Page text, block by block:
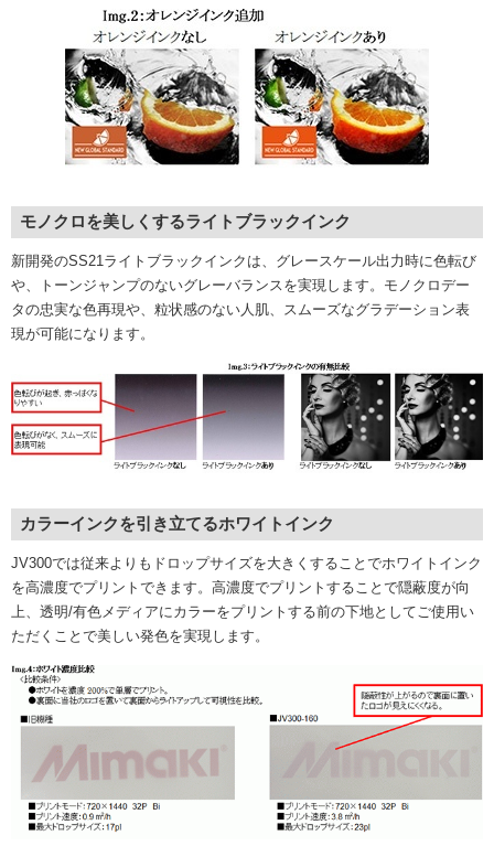
モノクロを美しくするライトブラックインク
新開発のSS21ライトブラックインクは、グレースケール出力時に色転び
や、トーンジャンプのないグレーバランスを実現します。モノクロデー
タの忠実な色再現や、粒状感のない人肌、スムーズなグラデーション表
現が可能になります。
カラーインクを引き立てるホワイトインク
JV300では従来よりもドロップサイズを大きくすることでホワイトインク
を高濃度でプリントできます。高濃度でプリントすることで隠蔽度が向
上、透明/有色メディアにカラーをプリントする前の下地としてご使用い
ただくことで美しい発色を実現します。